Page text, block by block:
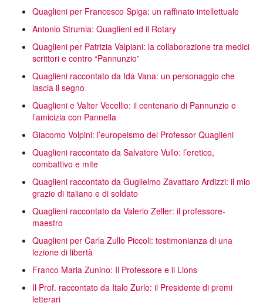
Quaglieni per Francesco Spiga: un raffinato intellettuale
Antonio Strumia: Quaglieni ed il Rotary
Quaglieni per Patrizia Valpiani: la collaborazione tra medici
scrittori e centro “Pannunzio”
Quaglieni raccontato da Ida Vana: un personaggio che
lascia il segno
Quaglieni e Valter Vecellio: il centenario di Pannunzio e
l’amicizia con Pannella
Giacomo Volpini: l’europeismo del Professor Quaglieni
Quaglieni raccontato da Salvatore Vullo: l’eretico,
combattivo e mite
Quaglieni raccontato da Guglielmo Zavattaro Ardizzi: il mio
grazie di italiano e di soldato
Quaglieni raccontato da Valerio Zeller: il professore-
maestro
Quaglieni per Carla Zullo Piccoli: testimonianza di una
lezione di libertà
Franco Maria Zunino: Il Professore e il Lions
Il Prof. raccontato da Italo Zurlo: il Presidente di premi
letterari